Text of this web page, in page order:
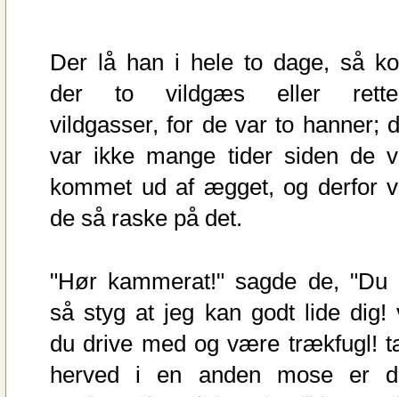
Der lå han i hele to dage, så
der to vildgæs eller
vildgasser, for de var to hanner;
var ikke mange tider siden de
kommet ud af ægget, og derfor
de så raske på det.
"Hør kammerat!" sagde de, "Du
så styg at jeg kan godt lide dig!
du drive med og være trækfugl!
herved i en anden mose er